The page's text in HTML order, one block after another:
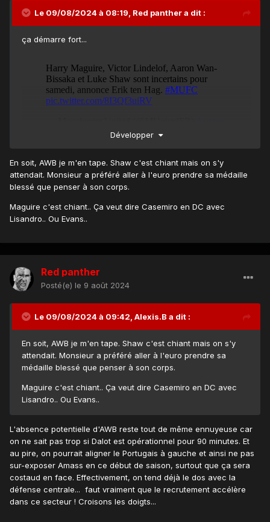
Le 09/08/2024 à 08:19, Red panthera dit :
ça démarre fort...
Développer
En soit, AWB je m'en tape. Shaw c'est chiant mais on s'y
attendait. Monsieur a préféré aller à l'euro prendre sa médaille
blessé que penser à son corps.
Maguire c'est chiant.. Ça veut dire Casemiro en DC avec
Lisandro.. Ou Evans..
Red panther
Posté(e) le 9 août 2024
Le 09/08/2024 à 09:42, Alexis.B a dit :
En soit, AWB je m'en tape. Shaw c'est chiant mais on s'y
attendait. Monsieur a préféré aller à l'euro prendre sa
médaille blessé que penser à son corps.
Maguire c'est chiant.. Ça veut dire Casemiro en DC avec
Lisandro.. Ou Evans..
L'absence potentielle d'AWB reste tout de même ennuyeuse car
on ne sait pas trop si Dalot est opérationnel pour 90 minutes. Et
au pire, on pourrait aligner le Portugais à gauche et ainsi ne pas
sur-exposer Amass en ce début de saison, surtout que ça sera
costaud en face. Effectivement, on tend déjà le dos avec la
défense centrale... faut vraiment que le recrutement accélère
dans ce secteur ! Croisons les doigts...